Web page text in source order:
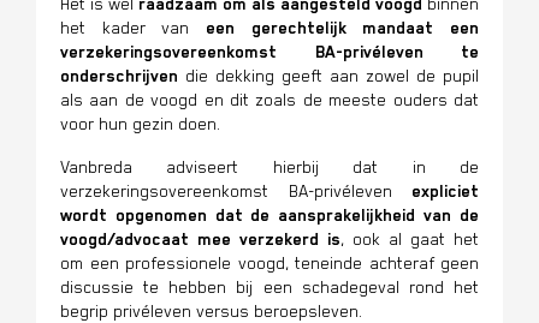
Het is wel raadzaam om als aangesteld voogd binnen
het kader van een gerechtelijk mandaat een
verzekeringsovereenkomst BA-privéleven te
onderschrijven die dekking geeft aan zowel de pupil
als aan de voogd en dit zoals de meeste ouders dat
voor hun gezin doen.
Vanbreda adviseert hierbij dat in de
verzekeringsovereenkomst BA-privéleven expliciet
wordt opgenomen dat de aansprakelijkheid van de
voogd/advocaat mee verzekerd is, ook al gaat het
om een professionele voogd, teneinde achteraf geen
discussie te hebben bij een schadegeval rond het
begrip privéleven versus beroepsleven.